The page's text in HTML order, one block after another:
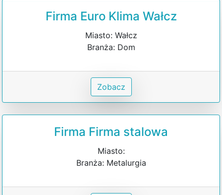
Firma Euro Klima Wałcz
Miasto: Wałcz
Branża: Dom
Zobacz
Firma Firma stalowa
Miasto:
Branża: Metalurgia